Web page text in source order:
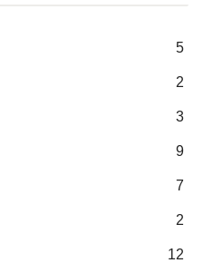
5
2
3
9
7
2
12